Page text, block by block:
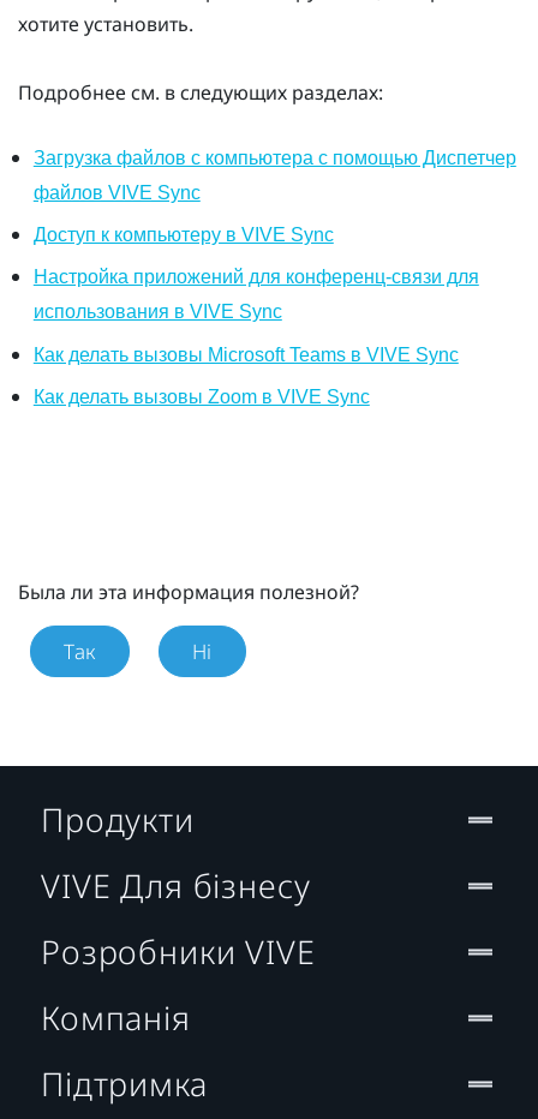
хотите установить.
Подробнее см. в следующих разделах:
Загрузка файлов с компьютера с помощью Диспетчер
файлов VIVE Sync
Доступ к компьютеру в VIVE Sync
Настройка приложений для конференц-связи для
использования в VIVE Sync
Как делать вызовы Microsoft Teams в VIVE Sync
Как делать вызовы Zoom в VIVE Sync
Была ли эта информация полезной?
Так Ні
Продукти
VIVE Для бізнесу
Розробники VIVE
Компанія
Підтримка